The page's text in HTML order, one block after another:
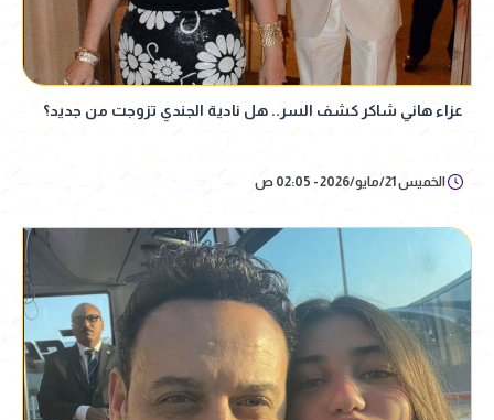
عزاء هاني شاكر كشف السر.. هل نادية الجندي تزوجت من جديد؟
الخميس 21/مايو/2026 - 02:05 ص